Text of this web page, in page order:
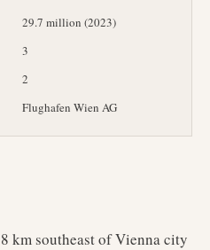
29.7 million (2023)
3
2
Flughafen Wien AG
km southeast of Vienna city